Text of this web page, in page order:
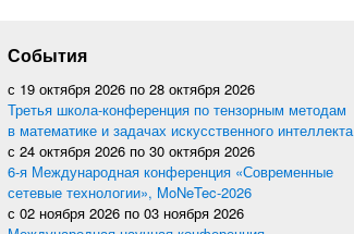
События
с 19 октября 2026 по 28 октября 2026
Третья школа-конференция по тензорным методам
в математике и задачах искусственного интеллекта
с 24 октября 2026 по 30 октября 2026
6-я Международная конференция «Современные
сетевые технологии», MoNeTec-2026
с 02 ноября 2026 по 03 ноября 2026